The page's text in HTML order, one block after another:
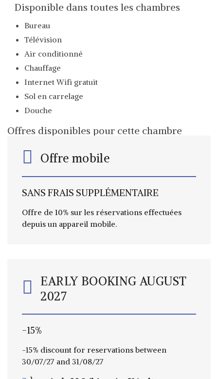
Disponible dans toutes les chambres
Bureau
Télévision
Air conditionné
Chauffage
Internet Wifi gratuit
Sol en carrelage
Douche
Offres disponibles pour cette chambre
Offre mobile
SANS FRAIS SUPPLÉMENTAIRE
Offre de 10% sur les réservations effectuées
depuis un appareil mobile.
EARLY BOOKING AUGUST
2027
-15%
-15% discount for reservations between
30/07/27 and 31/08/27